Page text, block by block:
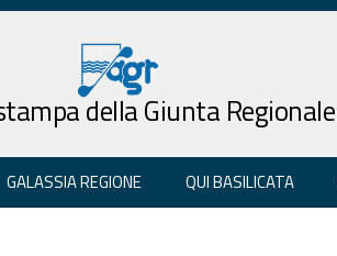
della Giunta Regionale
GALASSIA REGIONE QUI BASILICATA